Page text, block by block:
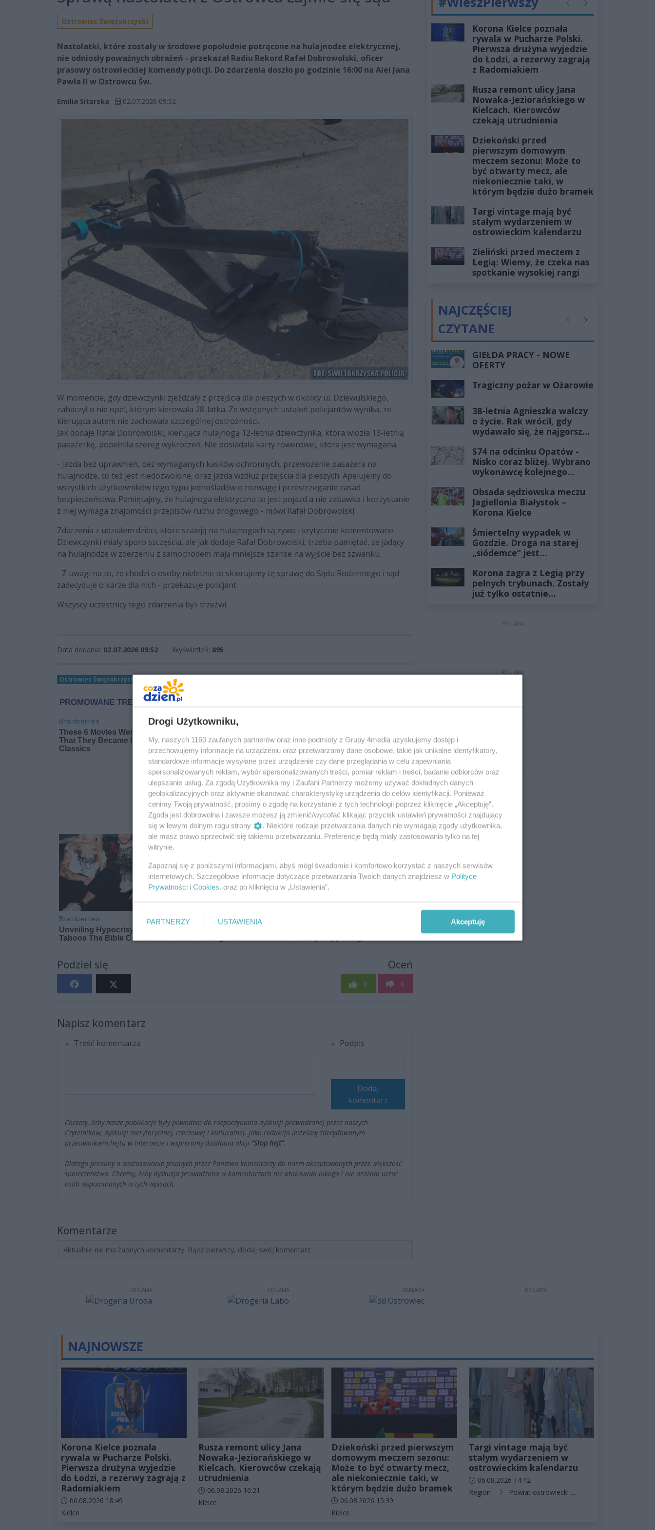
Ostrowiec Świętokrzyski
Nastolatki, które zostały w środowe popołudnie potrącone na hulajnodze elektrycznej,
nie odniosły poważnych obrażeń - przekazał Radiu Rekord Rafał Dobrowolski, oficer
prasowy ostrowieckiej komendy policji. Do zdarzenia doszło po godzinie 16:00 na Alei Jana
Pawła II w Ostrowcu Św.
Emilia Sitarska 02.07.2026 09:52
W momencie, gdy dziewczynki zjeżdżały z przejścia dla pieszych w okolicy ul. Dziewulskiego,
zahaczył o nie opel, którym kierowała 28-latka. Ze wstępnych ustaleń policjantów wynika, że
kierująca autem nie zachowała szczególnej ostrożności.
Jak dodaje Rafał Dobrowolski, kierująca hulajnogą 12-letnia dziewczynka, która wiozła 13-letnią
pasażerkę, popełniła szereg wykroczeń. Nie posiadała karty rowerowej, która jest wymagana.
- Jazda bez uprawnień, bez wymaganych kasków ochronnych, przewożenie pasażera na
hulajnodze, co też jest niedozwolone, oraz jazda wzdłuż przejścia dla pieszych. Apelujemy do
wszystkich użytkowników tego typu jednośladów o rozwagę i przestrzeganie zasad
bezpieczeństwa. Pamiętajmy, że hulajnoga elektryczna to jest pojazd a nie zabawka i korzystanie
z niej wymaga znajomości przepisów ruchu drogowego - mówi Rafał Dobrowolski.
Zdarzenia z udziałem dzieci, które szaleją na hulajnogach są żywo i krytycznie komentowane.
Dziewczynki miały sporo szczęścia, ale jak dodaje Rafał Dobrowolski, trzeba pamiętać, że jadący
na hulajnodze w zderzeniu z samochodem mają mniejsze szanse na wyjście bez szwanku.
- Z uwagi na to, że chodzi o osoby nieletnie to skierujemy tę sprawę do Sądu Rodzinnego i sąd
zadecyduje o karze dla nich - przekazuje policjant.
Wszyscy uczestnicy tego zdarzenia byli trzeźwi.
Data dodania: 02.07.2026 09:52 Wyświetleń: 895
Ostrowiec Świętokrzyski potrącenie na pasach
Podziel się Oceń
0 0
Napisz komentarz
Treść komentarza Podpis
Dodaj
komentarz
Chcemy, żeby nasze publikacje były powodem do rozpoczynania dyskusji prowadzonej przez naszych
Czytelników; dyskusji merytorycznej, rzeczowej i kulturalnej. Jako redakcja jesteśmy zdecydowanym
przeciwnikiem hejtu w Internecie i wspieramy działania akcji "Stop hejt".
Dlatego prosimy o dostosowanie pisanych przez Państwa komentarzy do norm akceptowanych przez większość
społeczeństwa. Chcemy, żeby dyskusja prowadzona w komentarzach nie atakowała nikogo i nie urażała uczuć
osób wspominanych w tych wpisach.
Komentarze
Aktualnie nie ma żadnych komentarzy. Bądź pierwszy, dodaj swój komentarz.
PoprzednieNastępne
Korona Kielce poznała
rywala w Pucharze Polski.
Pierwsza drużyna wyjedzie
do Łodzi, a rezerwy zagrają
z Radomiakiem
Rusza remont ulicy Jana
Nowaka-Jeziorańskiego w
Kielcach. Kierowców
czekają utrudnienia
Dziekoński przed
pierwszym domowym
meczem sezonu: Może to
być otwarty mecz, ale
niekoniecznie taki, w
którym będzie dużo bramek
Targi vintage mają być
stałym wydarzeniem w
ostrowieckim kalendarzu
Zieliński przed meczem z
Legią: Wiemy, że czeka nas
spotkanie wysokiej rangi
NAJCZĘŚCIEJ
CZYTANE
PoprzednieNastępne
GIEŁDA PRACY - NOWE
OFERTY
Tragiczny pożar w Ożarowie
38-letnia Agnieszka walczy
o życie. Rak wrócił, gdy
wydawało się, że najgorsze
S74 na odcinku Opatów -
Nisko coraz bliżej. Wybrano
wykonawcę kolejnego
Obsada sędziowska meczu
Jagiellonia Białystok –
Korona Kielce
Śmiertelny wypadek w
Gozdzie. Droga na starej
„siódemce” jest
Korona zagra z Legią przy
pełnych trybunach. Zostały
już tylko ostatnie
REKLAMA
REKLAMA
REKLAMA
REKLAMA
REKLAMA REKLAMA REKLAMA REKLAMA
NAJNOWSZE
Korona Kielce poznała
rywala w Pucharze Polski.
Pierwsza drużyna wyjedzie
do Łodzi, a rezerwy zagrają z
Radomiakiem
Data dodania artykułu:
06.08.2026 18:49
Kategorie artykułu:
Kielce
Rusza remont ulicy Jana
Nowaka-Jeziorańskiego w
Kielcach. Kierowców czekają
utrudnienia
Data dodania artykułu:
06.08.2026 16:21
Kategorie artykułu:
Kielce
Dziekoński przed pierwszym
domowym meczem sezonu:
Może to być otwarty mecz,
ale niekoniecznie taki, w
którym będzie dużo bramek
Data dodania artykułu:
06.08.2026 15:39
Kategorie artykułu:
Kielce
Targi vintage mają być
stałym wydarzeniem w
ostrowieckim kalendarzu
Data dodania artykułu:
06.08.2026 14:42
Kategorie artykułu:
Region Powiat ostrowiecki
Drogi Użytkowniku,
My, naszych 1160 zaufanych partnerów oraz inne podmioty z Grupy 4media uzyskujemy dostęp i
przechowujemy informacje na urządzeniu oraz przetwarzamy dane osobowe, takie jak unikalne identyfikatory,
standardowe informacje wysyłane przez urządzenie czy dane przeglądania w celu zapewniania
spersonalizowanych reklam, wybór spersonalizowanych treści, pomiar reklam i treści, badanie odbiorców oraz
ulepszanie usług. Za zgodą Użytkownika my i Zaufani Partnerzy możemy używać dokładnych danych
geolokalizacyjnych oraz aktywnie skanować charakterystykę urządzenia do celów identyfikacji. Ponieważ
cenimy Twoją prywatność, prosimy o zgodę na korzystanie z tych technologii poprzez kliknięcie „Akceptuję”.
Zgoda jest dobrowolna i zawsze możesz ją zmienić/wycofać klikając przycisk ustawień prywatności znajdujący
się w lewym dolnym rogu strony
. Niektóre rodzaje przetwarzania danych nie wymagają zgody użytkownika,
ale masz prawo sprzeciwić się takiemu przetwarzaniu. Preferencje będą miały zastosowania tylko na tej
witrynie.
Zapoznaj się z poniższymi informacjami, abyś mógł świadomie i komfortowo korzystać z naszych serwisów
internetowych. Szczegółowe informacje dotyczące przetwarzania Twoich danych znajdziesz w Polityce
Prywatności i Cookies. oraz po kliknięciu w „Ustawienia”.
PARTNERZY USTAWIENIA Akceptuję